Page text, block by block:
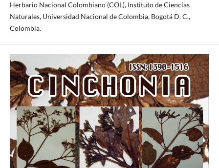
Herbario Nacional Colombiano (COL), Instituto de Ciencias
Naturales, Universidad Nacional de Colombia, Bogotá D. C.,
Colombia.